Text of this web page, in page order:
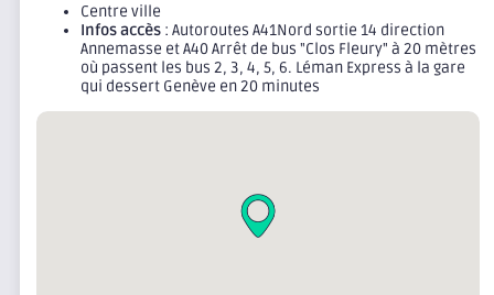
Centre ville
Infos accès : Autoroutes A41Nord sortie 14 direction
Annemasse et A40 Arrêt de bus "Clos Fleury" à 20 mètres
où passent les bus 2, 3, 4, 5, 6. Léman Express à la gare
qui dessert Genève en 20 minutes